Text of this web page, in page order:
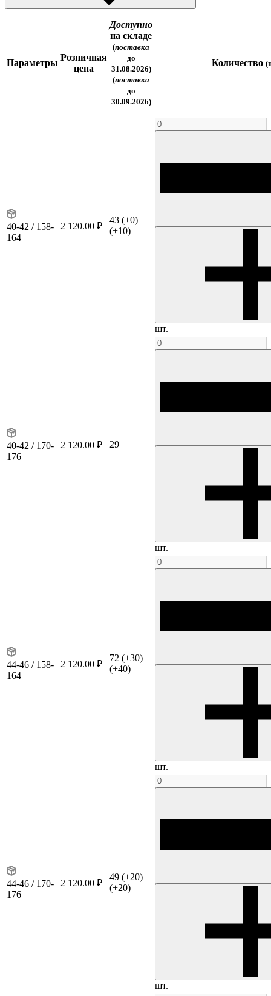
Параметры
Розничная
цена
Доступно
на складе
(поставка
до
31.08.2026)
(поставка
до
30.09.2026)
Количество
40-42 / 158-
164
2 120.00 ₽
43 (+0)
(+10)
шт.
40-42 / 170-
176
2 120.00 ₽ 29
шт.
44-46 / 158-
164
2 120.00 ₽
72 (+30)
(+40)
шт.
44-46 / 170-
176
2 120.00 ₽
49 (+20)
(+20)
шт.